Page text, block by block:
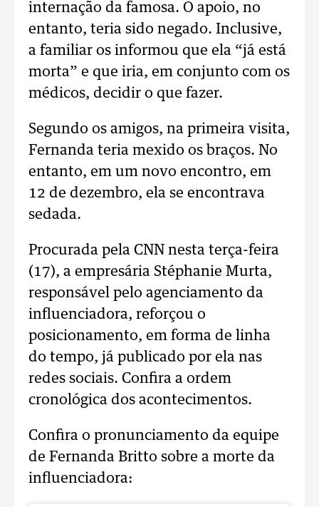
internação da famosa. O apoio, no
entanto, teria sido negado. Inclusive,
a familiar os informou que ela “já está
morta” e que iria, em conjunto com os
médicos, decidir o que fazer.
Segundo os amigos, na primeira visita,
Fernanda teria mexido os braços. No
entanto, em um novo encontro, em
12 de dezembro, ela se encontrava
sedada.
Procurada pela CNN nesta terça-feira
(17), a empresária Stéphanie Murta,
responsável pelo agenciamento da
influenciadora, reforçou o
posicionamento, em forma de linha
do tempo, já publicado por ela nas
redes sociais. Confira a ordem
cronológica dos acontecimentos.
Confira o pronunciamento da equipe
de Fernanda Britto sobre a morte da
influenciadora: